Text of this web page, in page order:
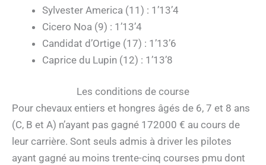
Sylvester America (11) : 1’13’4
Cicero Noa (9) : 1’13’4
Candidat d’Ortige (17) : 1’13’6
Caprice du Lupin (12) : 1’13’8
Les conditions de course
Pour chevaux entiers et hongres âgés de 6, 7 et 8 ans
(C, B et A) n’ayant pas gagné 172000 € au cours de
leur carrière. Sont seuls admis à driver les pilotes
ayant gagné au moins trente-cinq courses pmu dont